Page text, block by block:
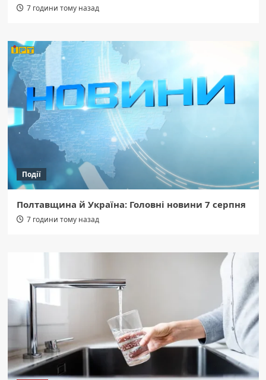
7 години тому назад
Події
Полтавщина й Україна: Головні новини 7 серпня
7 години тому назад